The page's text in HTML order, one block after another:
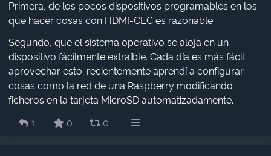
Primera, de los pocos dispositivos programables en los
que hacer cosas con HDMI-CEC es razonable.
Segundo, que el sistema operativo se aloja en un
dispositivo fácilmente extraíble. Cada día es más fácil
aprovechar esto; recientemente aprendí a configurar
cosas como la red de una Raspberry modificando
ficheros en la tarjeta MicroSD automatizadamente.
1
0 0